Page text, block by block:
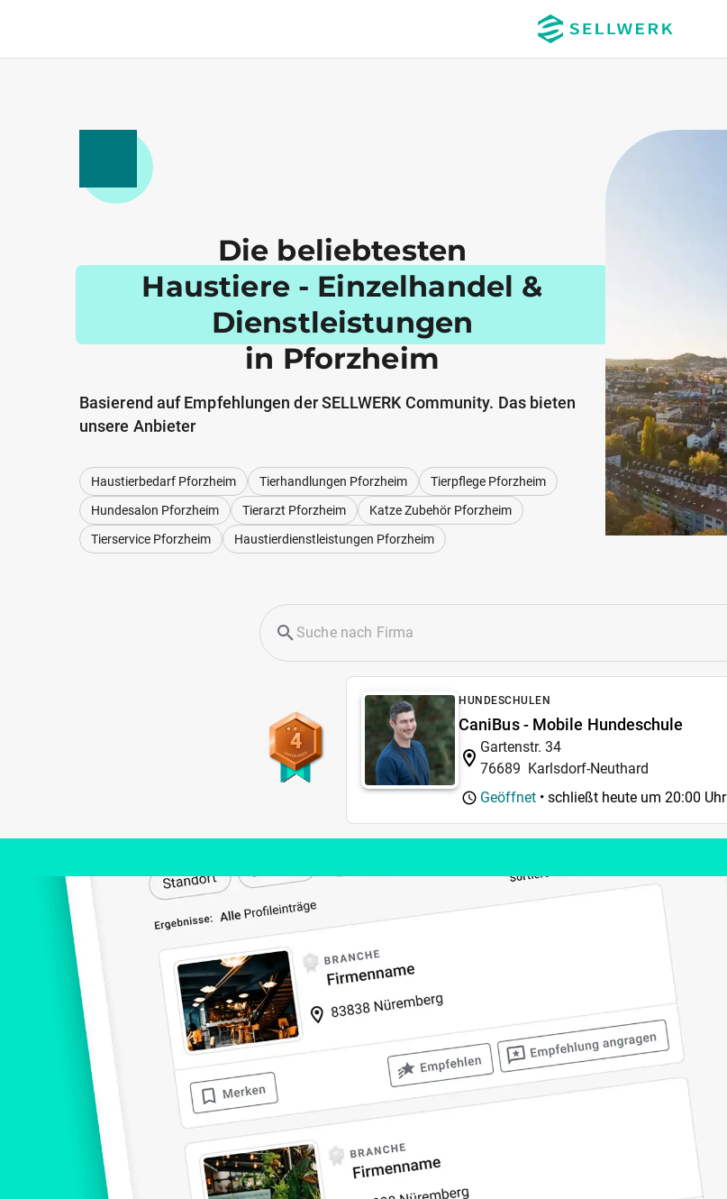
Die beliebtesten
Haustiere - Einzelhandel &
Dienstleistungen
in Pforzheim
Basierend auf Empfehlungen der SELLWERK Community. Das bieten
unsere Anbieter
Haustierbedarf Pforzheim Tierhandlungen Pforzheim
Tierpflege Pforzheim
Hundesalon Pforzheim
Tierarzt Pforzheim
Katze Zubehör Pforzheim
Tierservice Pforzheim
Haustierdienstleistungen Pforzheim
4
HUNDESCHULEN
CaniBus - Mobile Hundeschule
Gartenstr. 34
76689 Karlsdorf-Neuthard
Geöffnet • schließt heute um 20:00 Uhr